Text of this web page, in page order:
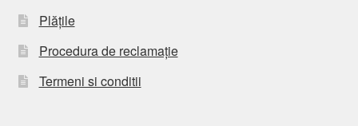
Plățile
Procedura de reclamație
Termeni si conditii